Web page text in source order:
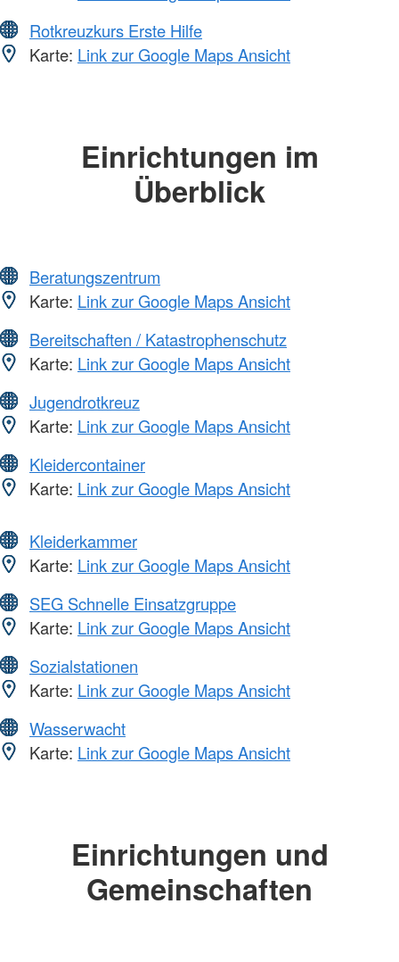
Rotkreuzkurs Erste Hilfe
Karte: Link zur Google Maps Ansicht
Einrichtungen im
Überblick
Beratungszentrum
Karte: Link zur Google Maps Ansicht
Bereitschaften / Katastrophenschutz
Karte: Link zur Google Maps Ansicht
Jugendrotkreuz
Karte: Link zur Google Maps Ansicht
Kleidercontainer
Karte: Link zur Google Maps Ansicht
Kleiderkammer
Karte: Link zur Google Maps Ansicht
SEG Schnelle Einsatzgruppe
Karte: Link zur Google Maps Ansicht
Sozialstationen
Karte: Link zur Google Maps Ansicht
Wasserwacht
Karte: Link zur Google Maps Ansicht
Einrichtungen und
Gemeinschaften